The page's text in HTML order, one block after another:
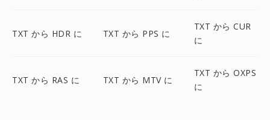
TXT から HDR に TXT から PPS に
TXT から CUR
に
TXT から RAS に TXT から MTV に
TXT から OXPS
に